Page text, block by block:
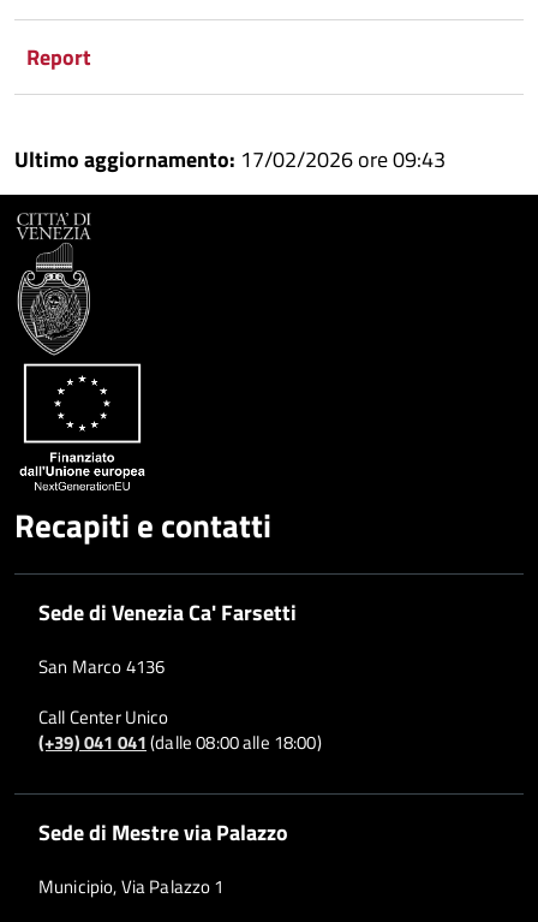
Report
Ultimo aggiornamento: 17/02/2026 ore 09:43
Recapiti e contatti
Sede di Venezia Ca' Farsetti
San Marco 4136
Call Center Unico
(+39) 041 041(dalle 08:00 alle 18:00)
Sede di Mestre via Palazzo
Municipio, Via Palazzo 1